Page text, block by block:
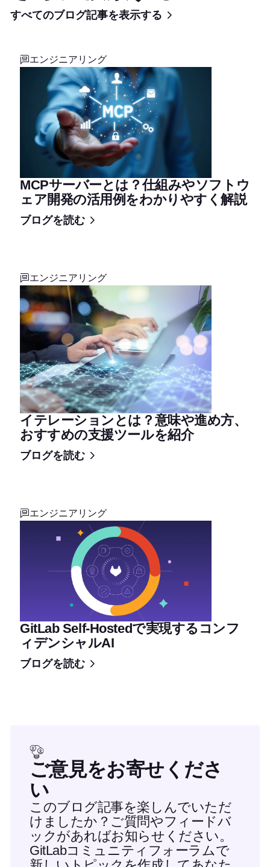
すべてのブログ記事を表示する
エンジニアリング
MCPサーバーとは？仕組みやソフトウ
ェア開発の活用例をわかりやすく解説
ブログを読む
エンジニアリング
イテレーションとは？意味や進め方、
おすすめの支援ツールを紹介
ブログを読む
エンジニアリング
GitLab Self-Hostedで実現するコンフ
ィデンシャルAI
ブログを読む
ご意見をお寄せくださ
い
このブログ記事を楽しんでいただ
けましたか？ご質問やフィードバ
ックがあればお知らせください。
GitLabコミュニティフォーラムで